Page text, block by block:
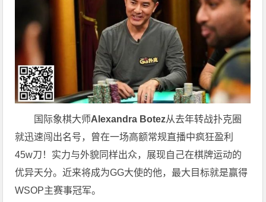
国际象棋大师Alexandra Botez从去年转战扑克圈
就迅速闯出名号，曾在一场高额常规直播中疯狂盈利
45w刀！实力与外貌同样出众，展现自己在棋牌运动的
优异天分。近来将成为GG大使的他，最大目标就是赢得
WSOP主赛事冠军。